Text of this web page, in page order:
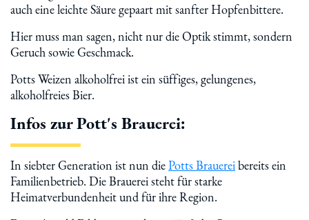
auch eine leichte Säure gepaart mit sanfter Hopfenbittere.
Hier muss man sagen, nicht nur die Optik stimmt, sondern
Geruch sowie Geschmack.
Potts Weizen alkoholfrei ist ein süffiges, gelungenes,
alkoholfreies Bier.
Infos zur Pott's Brauerei:
In siebter Generation ist nun diePotts Brauereibereits ein
Familienbetrieb. Die Brauerei steht für starke
Heimatverbundenheit und für ihre Region.